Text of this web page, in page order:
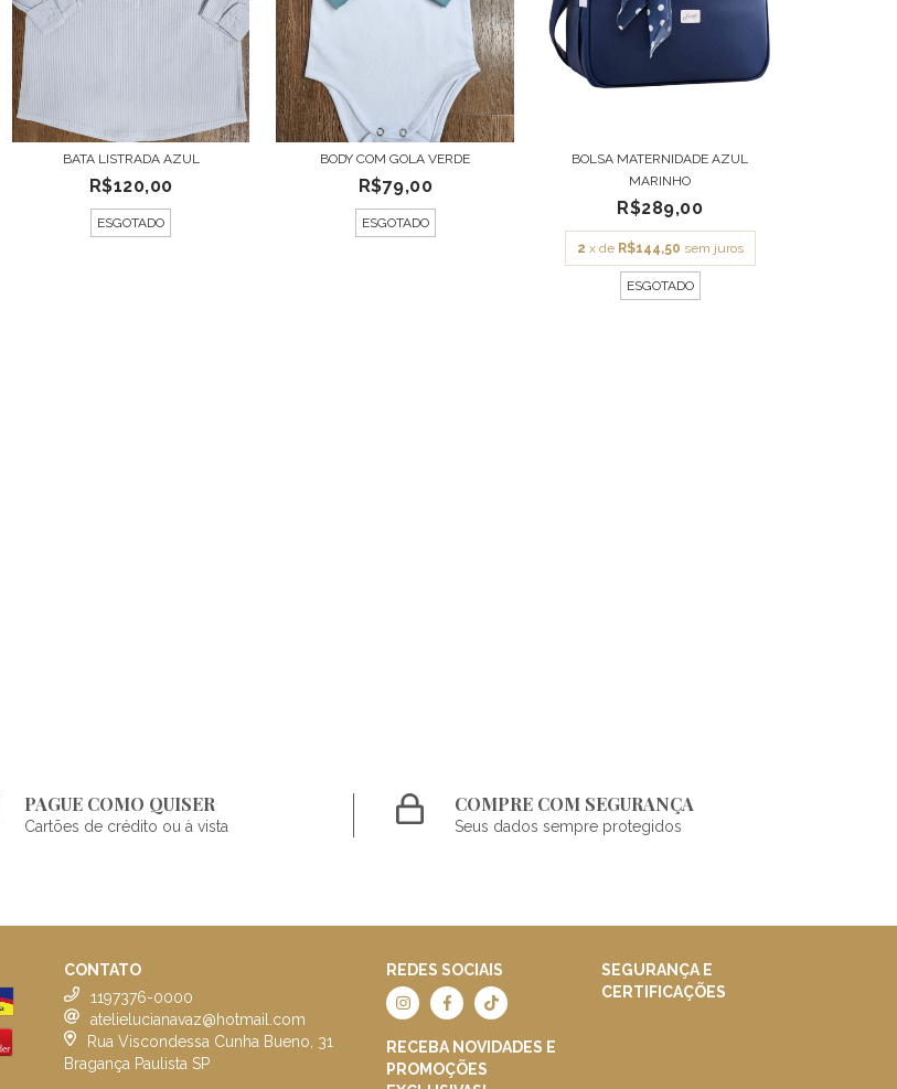
BATA LISTRADA AZUL
R$120,00
ESGOTADO
BODY COM GOLA VERDE
R$79,00
ESGOTADO
BOLSA MATERNIDADE AZUL
MARINHO
R$289,00
2 x de R$144,50 sem juros
ESGOTADO
PAGUE COMO QUISER
Cartões de crédito ou à vista
COMPRE COM SEGURANÇA
Seus dados sempre protegidos
CONTATO
1197376-0000
atelielucianavaz@hotmail.com
Rua Viscondessa Cunha Bueno, 31
Bragança Paulista SP
REDES SOCIAIS
RECEBA NOVIDADES E
PROMOÇÕES
SEGURANÇA E
CERTIFICAÇÕES